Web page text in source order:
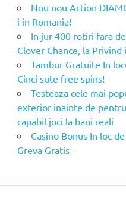
Nou nou Action
i in Romania!
In jur 400 rotiri fara
Clover Chance, la Privind
Tambur Gratuite In
Cinci sute free spins!
Testeaza cele mai
exterior inainte de
capabil joci la bani reali
Casino Bonus In loc
Greva Gratis